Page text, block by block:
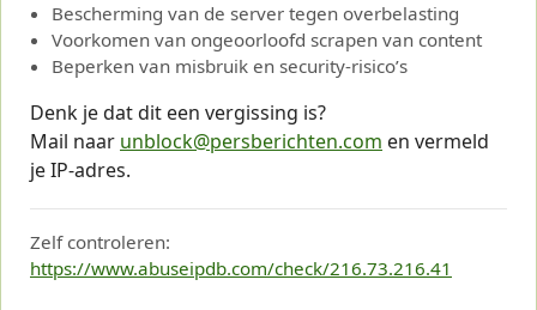
Bescherming van de server tegen overbelasting
Voorkomen van ongeoorloofd scrapen van content
Beperken van misbruik en security-risico’s
Denk je dat dit een vergissing is?
Mail naar unblock@persberichten.com en vermeld
je IP-adres.
Zelf controleren:
https://www.abuseipdb.com/check/216.73.216.41